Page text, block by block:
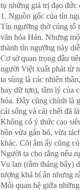
tụ những giá trị đạo đức
1. Nguồn gốc của tín
Tín ngưỡng thờ cúng tổ
văn hóa Hán. Nhưng
thành tín ngưỡng này
Cơ sở quan trọng đầu
người Việt xuất phát từ
ta sùng là các nhiên
hay dữ tợn), tâm lý của
hóa. Đây cũng chính là
cái sống và cái chết đã
Không có ý thức cao
hồn vừa gắn bó, vừa
khác. Cõi âm ấy cũng
Người ta cho rằng nếu
Vu lan (rằm tháng bẩy)
tượng khá bí ẩn nhưng
Mối quan hệ giữa